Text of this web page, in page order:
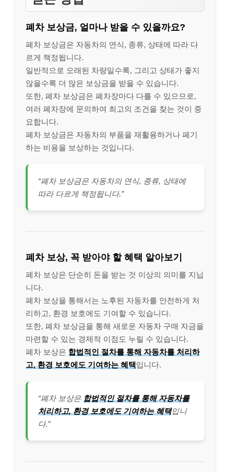
폐차 보상금, 얼마나 받을 수 있을까요?
폐차 보상금은 자동차의 연식, 종류, 상태에 따라 다
르게 책정됩니다.
일반적으로 오래된 차량일수록, 그리고 상태가 좋지
않을수록 더 많은 보상금을 받을 수 있습니다.
또한, 폐차 보상금은 폐차장마다 다를 수 있으므로,
여러 폐차장에 문의하여 최고의 조건을 찾는 것이 중
요합니다.
폐차 보상금은 자동차의 부품을 재활용하거나 폐기
하는 비용을 보상하는 것입니다.
“폐차 보상금은 자동차의 연식, 종류, 상태에
따라 다르게 책정됩니다.”
폐차 보상, 꼭 받아야 할 혜택 알아보기
폐차 보상은 단순히 돈을 받는 것 이상의 의미를 지닙
니다.
폐차 보상을 통해서는 노후된 자동차를 안전하게 처
리하고, 환경 보호에도 기여할 수 있습니다.
또한, 폐차 보상금을 통해 새로운 자동차 구매 자금을
마련할 수 있는 경제적 이점도 누릴 수 있습니다.
폐차 보상은 합법적인 절차를 통해 자동차를 처리하
고, 환경 보호에도 기여하는 혜택입니다.
“폐차 보상은 합법적인 절차를 통해 자동차를
처리하고, 환경 보호에도 기여하는 혜택입니
다.”